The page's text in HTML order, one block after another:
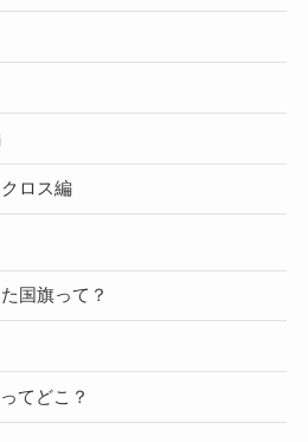
ロス編
国旗って？
てどこ？